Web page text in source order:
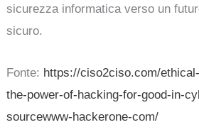
sicurezza informatica verso un
sicuro.
Fonte: https://ciso2ciso.com/
the-power-of-hacking-for-good-in-
sourcewww-hackerone-com/